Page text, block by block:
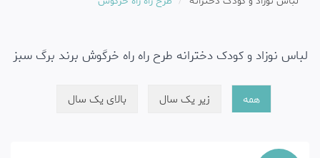
لباس نوزاد و کودک دخترانه طرح راه راه خرگوش برند برگ سبز
همه زیر یک سال بالای یک سال